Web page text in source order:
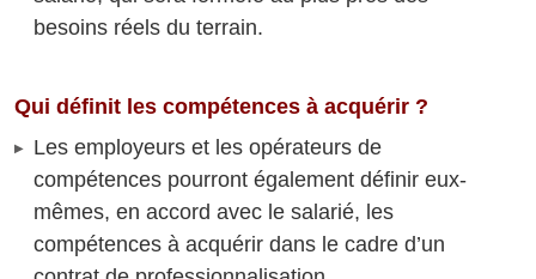
besoins réels du terrain.
Qui définit les compétences à acquérir ?
Les employeurs et les opérateurs de
compétences pourront également définir eux-
mêmes, en accord avec le salarié, les
compétences à acquérir dans le cadre d’un